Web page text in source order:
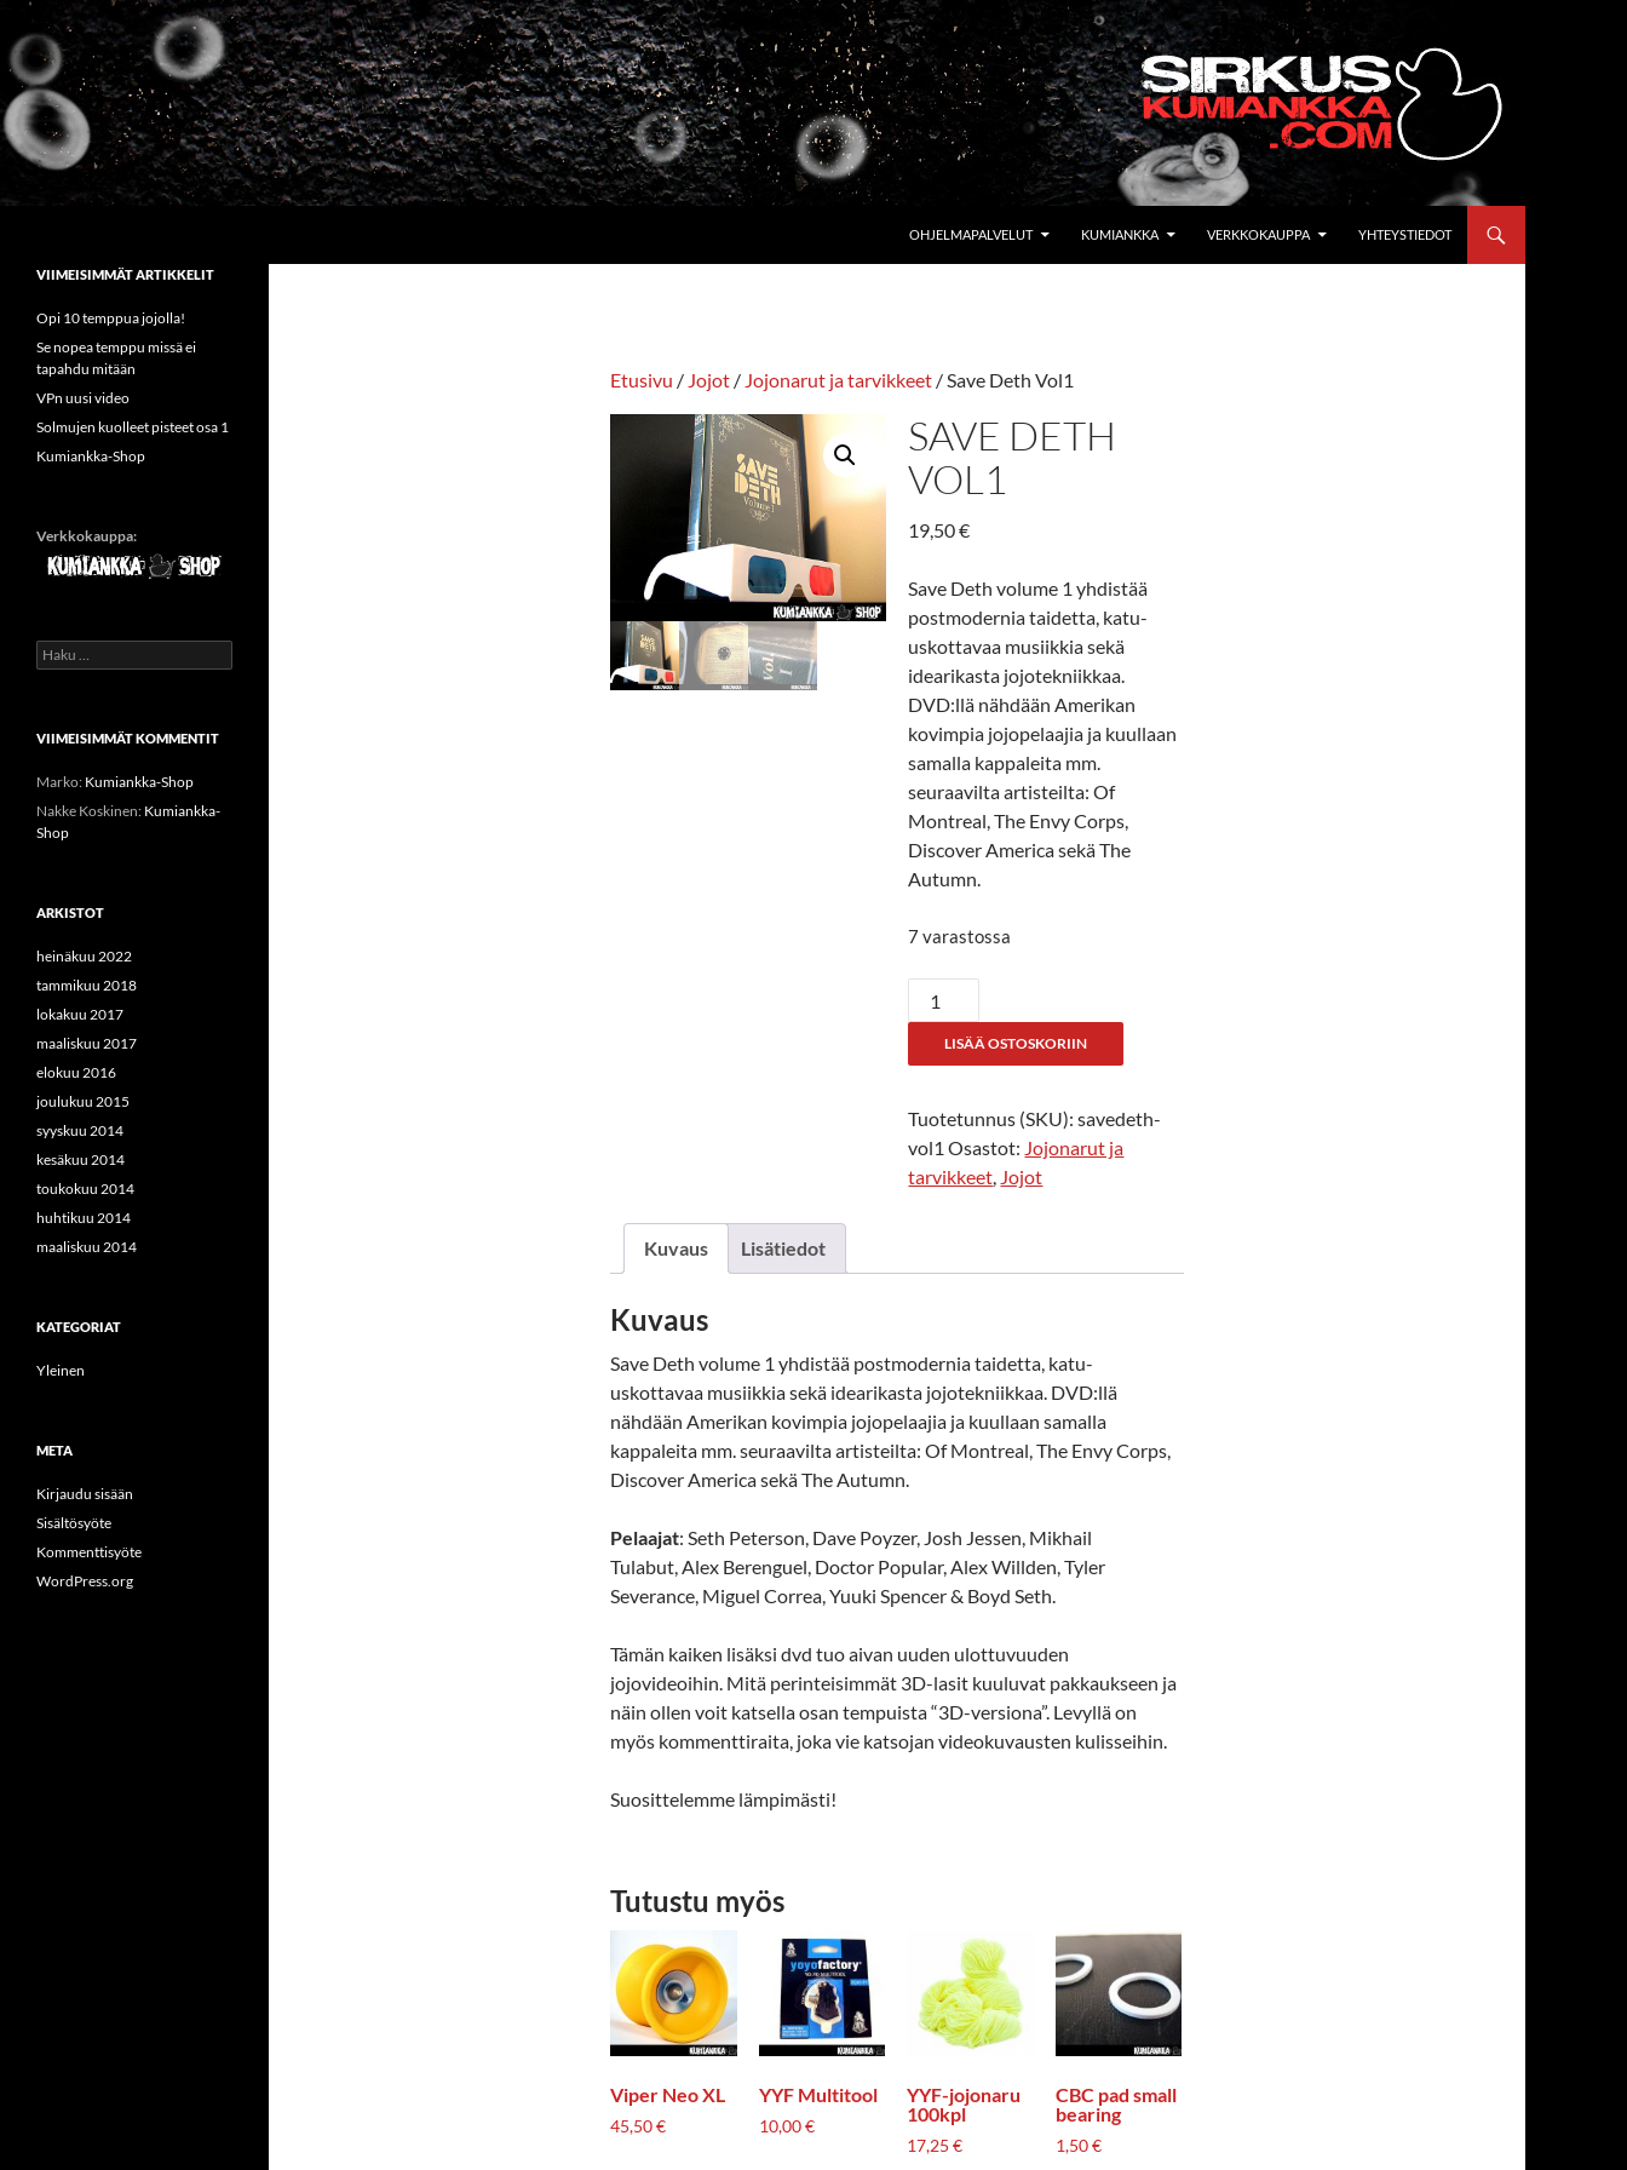
Siirry
sisältöön
OHJELMAPALVELUT KUMIANKKA VERKKOKAUPPA YHTEYSTIEDOT
Etusivu / Jojot / Jojonarut ja tarvikkeet / Save Deth Vol1
SAVE DETH
VOL1
19,50€
Save Deth volume 1 yhdistää
postmodernia taidetta, katu-
uskottavaa musiikkia sekä
idearikasta jojotekniikkaa.
DVD:llä nähdään Amerikan
kovimpia jojopelaajia ja kuullaan
samalla kappaleita mm.
seuraavilta artisteilta: Of
Montreal, The Envy Corps,
Discover America sekä The
Autumn.
7 varastossa
Save
Deth
Vol1LISÄÄ OSTOSKORIIN
Tuotetunnus (SKU):savedeth-
vol1 Osastot: Jojonarut ja
tarvikkeet, Jojot
Kuvaus Lisätiedot
Kuvaus
Save Deth volume 1 yhdistää postmodernia taidetta, katu-
uskottavaa musiikkia sekä idearikasta jojotekniikkaa. DVD:llä
nähdään Amerikan kovimpia jojopelaajia ja kuullaan samalla
kappaleita mm. seuraavilta artisteilta: Of Montreal, The Envy Corps,
Discover America sekä The Autumn.
Pelaajat: Seth Peterson, Dave Poyzer, Josh Jessen, Mikhail
Tulabut, Alex Berenguel, Doctor Popular, Alex Willden, Tyler
Severance, Miguel Correa, Yuuki Spencer & Boyd Seth.
Tämän kaiken lisäksi dvd tuo aivan uuden ulottuvuuden
jojovideoihin. Mitä perinteisimmät 3D-lasit kuuluvat pakkaukseen ja
näin ollen voit katsella osan tempuista “3D-versiona”. Levyllä on
myös kommenttiraita, joka vie katsojan videokuvausten kulisseihin.
Suosittelemme lämpimästi!
Tutustu myös
Viper Neo XL
45,50€
YYF Multitool
10,00€
YYF-jojonaru
100kpl
17,25€
CBC pad small
bearing
1,50€
Sirkus Kumiankka
VIIMEISIMMÄT ARTIKKELIT
Opi 10 temppua jojolla!
Se nopea temppu missä ei
tapahdu mitään
VPn uusi video
Solmujen kuolleet pisteet osa 1
Kumiankka-Shop
Verkkokauppa:
Haku:
VIIMEISIMMÄT KOMMENTIT
Marko: Kumiankka-Shop
Nakke Koskinen: Kumiankka-
Shop
ARKISTOT
heinäkuu 2022
tammikuu 2018
lokakuu 2017
maaliskuu 2017
elokuu 2016
joulukuu 2015
syyskuu 2014
kesäkuu 2014
toukokuu 2014
huhtikuu 2014
maaliskuu 2014
KATEGORIAT
Yleinen
META
Kirjaudu sisään
Sisältösyöte
Kommenttisyöte
WordPress.org